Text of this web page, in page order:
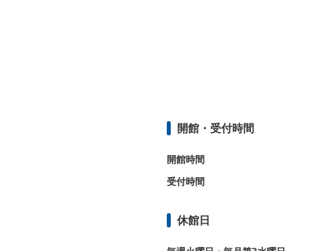
開館・受付時間
開館時間
受付時間
休館日